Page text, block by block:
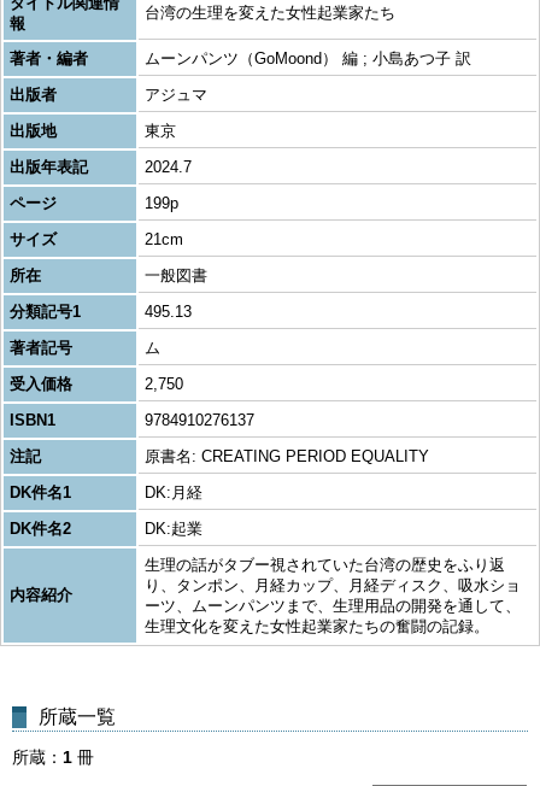
報
台湾の生理を変えた女性起業家たち
著者・編者
ムーンパンツ（GoMoond） 編 ; 小島あつ子 訳
出版者
アジュマ
出版地
東京
出版年表記
2024.7
ページ
199p
サイズ
21cm
所在
一般図書
分類記号1
495.13
著者記号
ム
受入価格
2,750
ISBN1
9784910276137
注記
原書名: CREATING PERIOD EQUALITY
DK件名1
DK:月経
DK件名2
DK:起業
内容紹介
生理の話がタブー視されていた台湾の歴史をふり返
り、タンポン、月経カップ、月経ディスク、吸水ショ
ーツ、ムーンパンツまで、生理用品の開発を通して、
生理文化を変えた女性起業家たちの奮闘の記録。
所蔵一覧
所蔵 1 冊